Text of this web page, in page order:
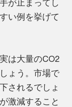
が止まってし
い例を挙げて
は大量のCO2
ょう。市場で
されるでしょ
激減すること